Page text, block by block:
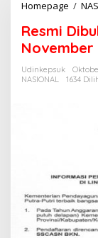
Homepage /
Resmi
November
Udinkepsuk
NASIONAL
1634